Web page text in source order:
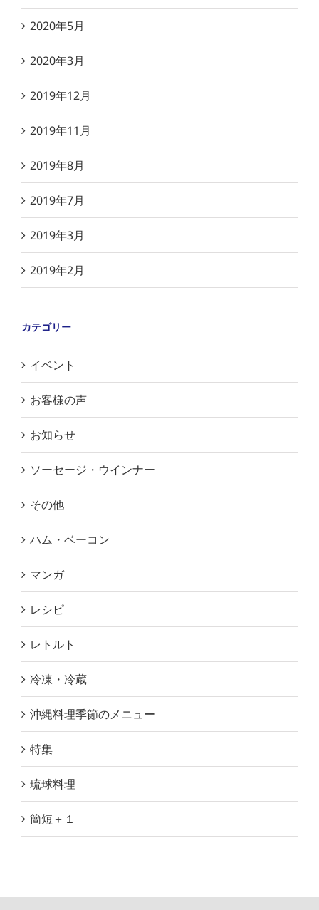
2020年5月
2020年3月
2019年12月
2019年11月
2019年8月
2019年7月
2019年3月
2019年2月
カテゴリー
イベント
お客様の声
お知らせ
ソーセージ・ウインナー
その他
ハム・ベーコン
マンガ
レシピ
レトルト
冷凍・冷蔵
沖縄料理季節のメニュー
特集
琉球料理
簡短＋１